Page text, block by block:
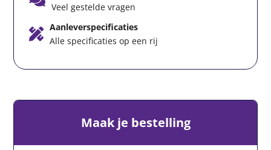
Veel gestelde vragen
Aanleverspecificaties
Alle specificaties op een rij
Maak je bestelling